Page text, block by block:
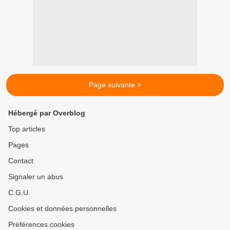
Page suivante >
Hébergé par Overblog
Top articles
Pages
Contact
Signaler un abus
C.G.U.
Cookies et données personnelles
Préférences cookies